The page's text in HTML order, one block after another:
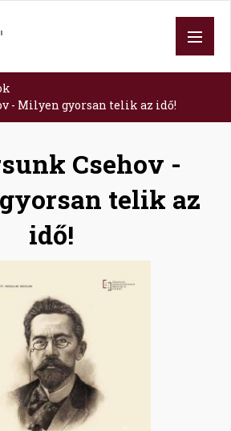
- Milyen gyorsan telik az idő!
Csehov -
telik az
idő!